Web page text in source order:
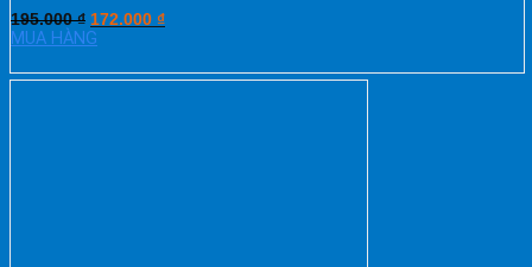
195.000₫ 172.000 ₫
MUA HÀNG